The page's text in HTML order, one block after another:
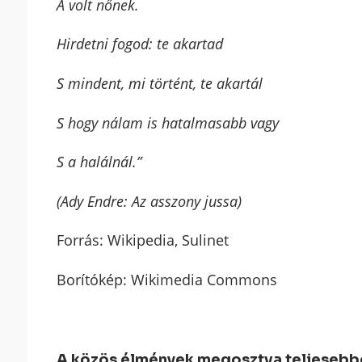
A volt nőnek.
Hirdetni fogod: te akartad
S mindent, mi történt, te akartál
S hogy nálam is hatalmasabb vagy
S a halálnál.”
(Ady Endre: Az asszony jussa)
Forrás: Wikipedia, Sulinet
Borítókép: Wikimedia Commons